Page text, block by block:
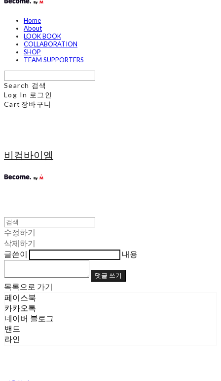
Home
About
LOOK BOOK
COLLABORATION
SHOP
TEAM SUPPORTERS
Search 검색
Log In 로그인
Cart 장바구니
비컴바이엠
수정하기
삭제하기
글쓴이
내용
댓글 쓰기
목록으로 가기
페이스북
카카오톡
네이버 블로그
밴드
라인